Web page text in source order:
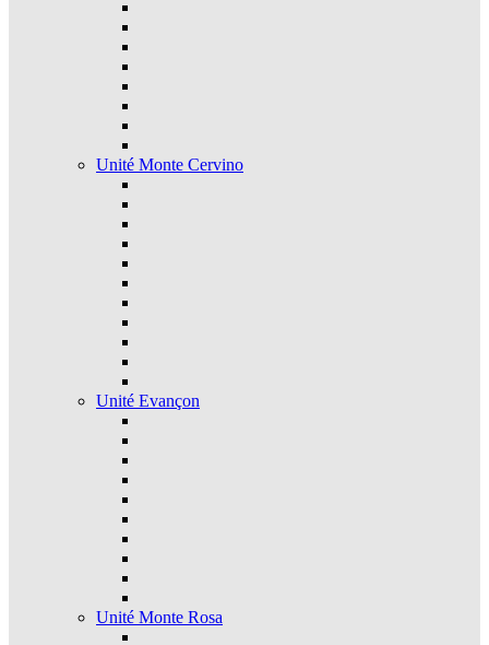
Unité Monte Cervino
Unité Evançon
Unité Monte Rosa